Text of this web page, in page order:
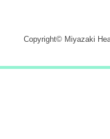
Copyright© Miyazaki